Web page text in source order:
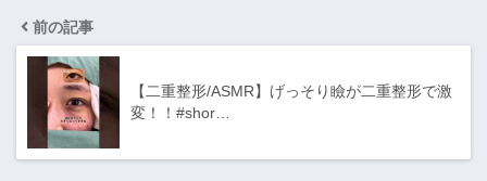
前の記事
【二重整形/ASMR】げっそり瞼が二重整形で激
変！！#shor…